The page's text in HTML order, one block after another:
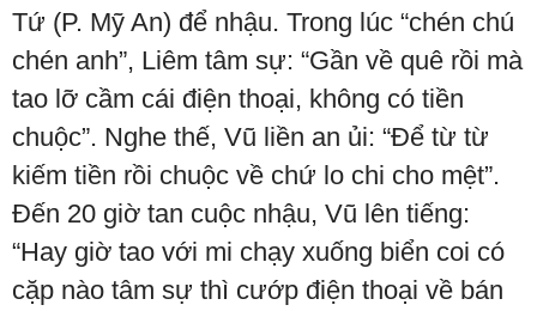
Tứ (P. Mỹ An) để nhậu. Trong lúc “chén chú
chén anh”, Liêm tâm sự: “Gần về quê rồi mà
tao lỡ cầm cái điện thoại, không có tiền
chuộc”. Nghe thế, Vũ liền an ủi: “Để từ từ
kiếm tiền rồi chuộc về chứ lo chi cho mệt”.
Đến 20 giờ tan cuộc nhậu, Vũ lên tiếng:
“Hay giờ tao với mi chạy xuống biển coi có
cặp nào tâm sự thì cướp điện thoại về bán